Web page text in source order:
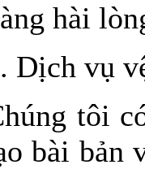
hài
Dịch vụ
tôi
bài bản